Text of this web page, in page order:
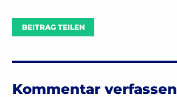
BEITRAG TEILEN
Kommentar verfassen